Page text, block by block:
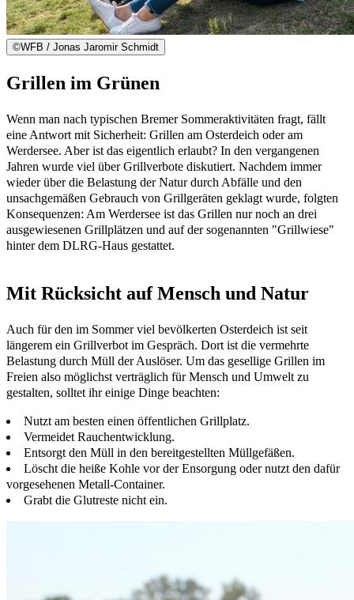
©WFB / Jonas Jaromir Schmidt
Grillen im Grünen
Wenn man nach typischen Bremer Sommeraktivitäten fragt, fällt
eine Antwort mit Sicherheit: Grillen am Osterdeich oder am
Werdersee. Aber ist das eigentlich erlaubt? In den vergangenen
Jahren wurde viel über Grillverbote diskutiert. Nachdem immer
wieder über die Belastung der Natur durch Abfälle und den
unsachgemäßen Gebrauch von Grillgeräten geklagt wurde, folgten
Konsequenzen: Am Werdersee ist das Grillen nur noch an drei
ausgewiesenen Grillplätzen und auf der sogenannten "Grillwiese"
hinter dem DLRG-Haus gestattet.
Mit Rücksicht auf Mensch und Natur
Auch für den im Sommer viel bevölkerten Osterdeich ist seit
längerem ein Grillverbot im Gespräch. Dort ist die vermehrte
Belastung durch Müll der Auslöser. Um das gesellige Grillen im
Freien also möglichst verträglich für Mensch und Umwelt zu
gestalten, solltet ihr einige Dinge beachten:
Nutzt am besten einen öffentlichen Grillplatz.
Vermeidet Rauchentwicklung.
Entsorgt den Müll in den bereitgestellten Müllgefäßen.
Löscht die heiße Kohle vor der Ensorgung oder nutzt den dafür
vorgesehenen Metall-Container.
Grabt die Glutreste nicht ein.